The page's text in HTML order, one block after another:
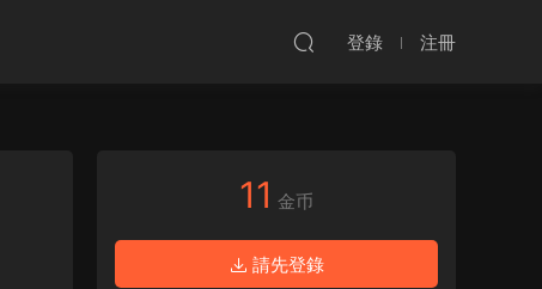
登錄 注冊
11 金币
請先登錄